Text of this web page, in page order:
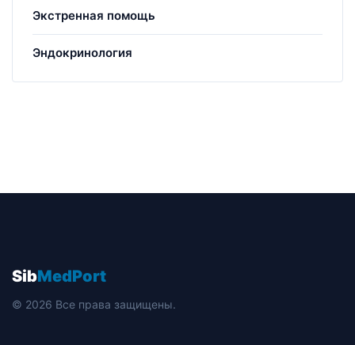
Экстренная помощь
Эндокринология
SibMedPort
© 2026 Все права защищены.